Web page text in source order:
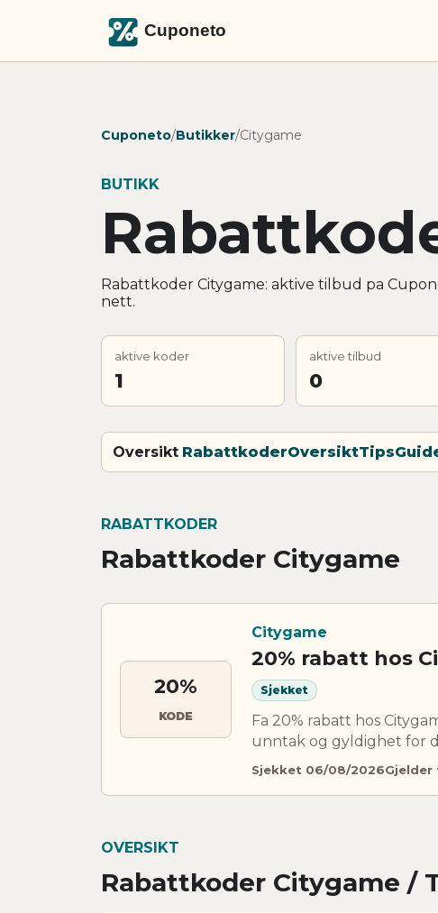
Cuponeto/Butikker/Citygame
BUTIKK
Rabattkoder Citygame: aktive tilbud pa
nett.
aktive koder
1
aktive tilbud
0
Oversikt RabattkoderOversiktTips
RABATTKODER
Rabattkoder Citygame
20%
KODE
Citygame
20% rabatt hos
Sjekket
Fa 20% rabatt hos
unntak og gyldighet for
Sjekket 06/08/2026Gjelder
OVERSIKT
Rabattkoder Citygame /